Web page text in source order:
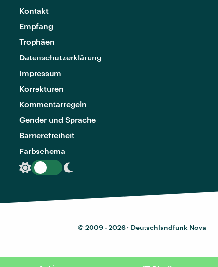
Kontakt
Empfang
Trophäen
Datenschutzerklärung
Impressum
Korrekturen
Kommentarregeln
Gender und Sprache
Barrierefreiheit
Farbschema
© 2009 - 2026 · Deutschlandfunk Nova